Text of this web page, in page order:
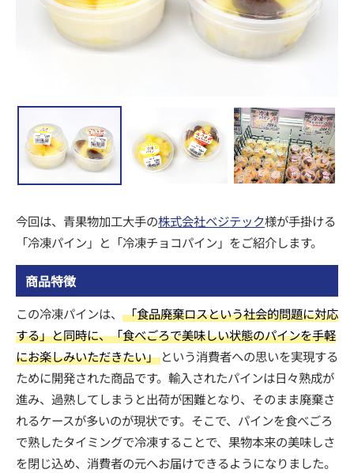
今回は、青果物加工大手の株式会社ベジテック様が手掛ける
「冷凍パイン」と「冷凍チョコパイン」をご紹介します。
商品特徴
この冷凍パインは、
「食品廃棄ロスという社会的問題に対応
する」と同時に、「食べごろで美味しい状態のパインを手軽
にお楽しみいただきたい」 という消費者への思いを実現する
ために開発された商品です。輸入されたパインは日々熟成が
進み、過熟してしまうと出荷が困難となり、そのまま廃棄さ
れるケースが多いのが現状です。そこで、パインを食べごろ
で熟したタイミングで冷凍することで、果物本来の美味しさ
を閉じ込め、消費者の元へお届けできるようになりました。